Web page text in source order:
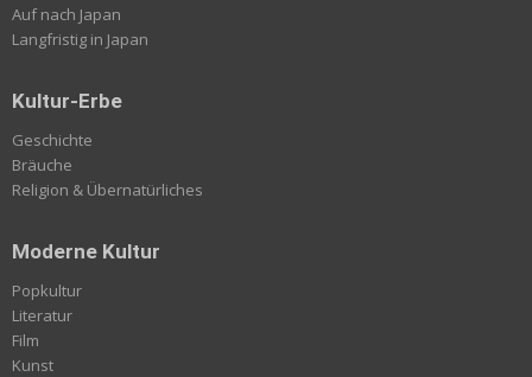
Auf nach Japan
Langfristig in Japan
Kultur-Erbe
Geschichte
Bräuche
Religion & Übernatürliches
Moderne Kultur
Popkultur
Literatur
Film
Kunst